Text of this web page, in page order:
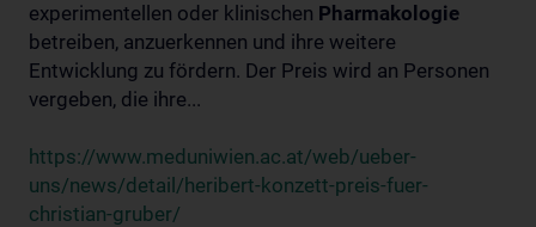
experimentellen oder klinischen Pharmakologie
betreiben, anzuerkennen und ihre weitere
Entwicklung zu fördern. Der Preis wird an Personen
vergeben, die ihre...
https://www.meduniwien.ac.at/web/ueber-
uns/news/detail/heribert-konzett-preis-fuer-
christian-gruber/